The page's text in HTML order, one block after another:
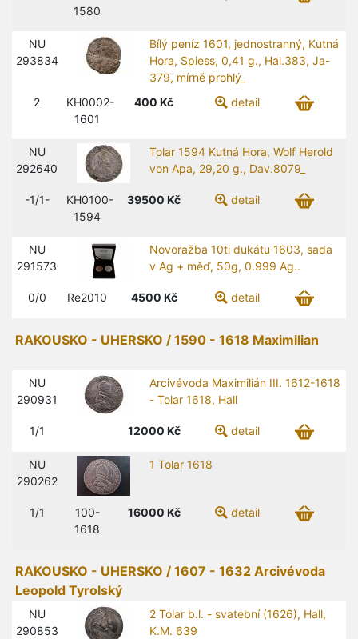
1580
NU
293834
Bílý peníz 1601, jednostranný, Kutná
Hora, Spiess, 0,41 g., Hal.383, Ja-
379, mírně prohlý_
2
KH0002-
1601
400 Kč detail
NU
292640
Tolar 1594 Kutná Hora, Wolf Herold
von Apa, 29,20 g., Dav.8079_
-1/1-
KH0100-
1594
39500 Kč detail
NU
291573
Novoražba 10ti dukátu 1603, sada
v Ag + měď, 50g, 0.999 Ag..
0/0 Re2010 4500 Kč detail
RAKOUSKO - UHERSKO / 1590 - 1618 Maximilian
NU
290931
Arcivévoda Maximilián III. 1612-1618
- Tolar 1618, Hall
1/1 12000 Kč detail
NU
290262
1 Tolar 1618
1/1
100-
1618
16000 Kč detail
RAKOUSKO - UHERSKO / 1607 - 1632 Arcivévoda
Leopold Tyrolský
NU
290853
2 Tolar b.l. - svatební (1626), Hall,
K.M. 639